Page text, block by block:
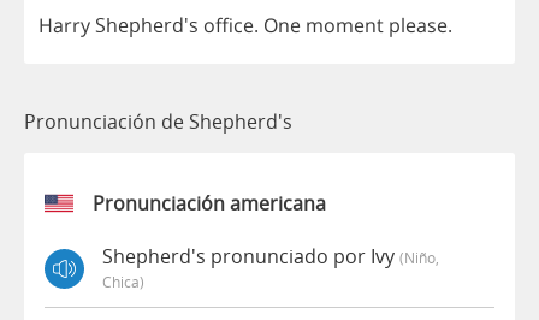
Harry Shepherd's office. One moment please.
Pronunciación de Shepherd's
Pronunciación americana
Shepherd's pronunciado por Ivy (niño,
Chica)